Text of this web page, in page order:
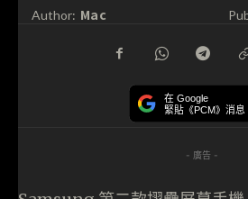
Author: Mac
在 Google
緊貼《PCM》消息
- 廣告 -